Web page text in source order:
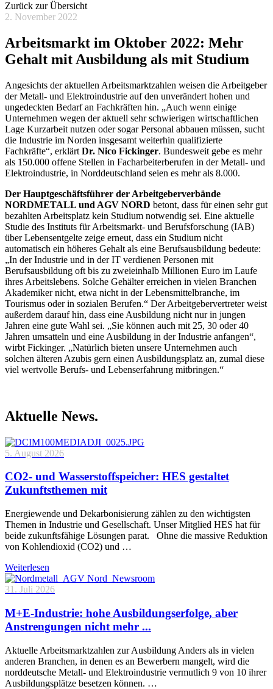
Zurück zur Übersicht
2. November 2022
Arbeitsmarkt im Oktober 2022: Mehr
Gehalt mit Ausbildung als mit Studium
Angesichts der aktuellen Arbeitsmarktzahlen weisen die Arbeitgeber
der Metall- und Elektroindustrie auf den unverändert hohen und
ungedeckten Bedarf an Fachkräften hin. „Auch wenn einige
Unternehmen wegen der aktuell sehr schwierigen wirtschaftlichen
Lage Kurzarbeit nutzen oder sogar Personal abbauen müssen, sucht
die Industrie im Norden insgesamt weiterhin qualifizierte
Fachkräfte“, erklärt Dr. Nico Fickinger. Bundesweit gebe es mehr
als 150.000 offene Stellen in Facharbeiterberufen in der Metall- und
Elektroindustrie, in Norddeutschland seien es mehr als 8.000.
Der Hauptgeschäftsführer der Arbeitgeberverbände
NORDMETALL und AGV NORD betont, dass für einen sehr gut
bezahlten Arbeitsplatz kein Studium notwendig sei. Eine aktuelle
Studie des Instituts für Arbeitsmarkt- und Berufsforschung (IAB)
über Lebensentgelte zeige erneut, dass ein Studium nicht
automatisch ein höheres Gehalt als eine Berufsausbildung bedeute:
„In der Industrie und in der IT verdienen Personen mit
Berufsausbildung oft bis zu zweieinhalb Millionen Euro im Laufe
ihres Arbeitslebens. Solche Gehälter erreichen in vielen Branchen
Akademiker nicht, etwa nicht in der Lebensmittelbranche, im
Tourismus oder in sozialen Berufen.“ Der Arbeitgebervertreter weist
außerdem darauf hin, dass eine Ausbildung nicht nur in jungen
Jahren eine gute Wahl sei. „Sie können auch mit 25, 30 oder 40
Jahren umsatteln und eine Ausbildung in der Industrie anfangen“,
wirbt Fickinger. „Natürlich bieten unsere Unternehmen auch
solchen älteren Azubis gern einen Ausbildungsplatz an, zumal diese
viel wertvolle Berufs- und Lebenserfahrung mitbringen.“
Aktuelle News.
5. August 2026
CO2- und Wasserstoffspeicher: HES gestaltet
Zukunftsthemen mit
Energiewende und Dekarbonisierung zählen zu den wichtigsten
Themen in Industrie und Gesellschaft. Unser Mitglied HES hat für
beide zukunftsfähige Lösungen parat. Ohne die massive Reduktion
von Kohlendioxid (CO2) und …
Weiterlesen
31. Juli 2026
M+E-Industrie: hohe Ausbildungserfolge, aber
Anstrengungen nicht mehr ...
Aktuelle Arbeitsmarktzahlen zur Ausbildung Anders als in vielen
anderen Branchen, in denen es an Bewerbern mangelt, wird die
norddeutsche Metall- und Elektroindustrie vermutlich 9 von 10 ihrer
Ausbildungsplätze besetzen können. …